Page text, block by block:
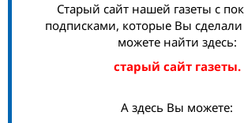
Старый сайт нашей газеты с
подписками, которые Вы
можете найти здесь:
старый сайт газеты.
А здесь Вы можете: